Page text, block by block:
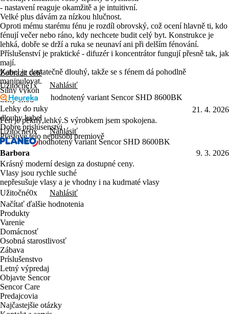
- nastavení reaguje okamžitě a je intuitivní.
Velké plus dávám za nízkou hlučnost.
Oproti mému starému fénu je rozdíl obrovský, což ocení hlavně ti, kdo
fénují večer nebo ráno, kdy nechcete budit celý byt. Konstrukce je
lehká, dobře se drží a ruka se neunaví ani při delším fénování.
Příslušenství je praktické - difuzér i koncentrátor fungují přesně tak, jak
mají.
Kabel je dostatečně dlouhý, takže se s fénem dá pohodlně
manipulovat.
Silny vykon
tichy chod
Lehky do ruky
dlouhy kabel
Dobre prislusenstvi
Plastove telo nepusobi premiově
Zobrazit celé
Užitočné1x
Nahlásiť
hodnotený variant Sencor SHD 8600BK
21. 4. 2026
Fén je pěkný,lehký.S výrobkem jsem spokojena.
Užitočné0x
Nahlásiť
hodnotený variant Sencor SHD 8600BK
Barbora
9. 3. 2026
Krásný moderní design za dostupné ceny.
Vlasy jsou rychle suché
nepřesušuje vlasy a je vhodny i na kudrnaté vlasy
Užitočné0x
Nahlásiť
Načítať ďalšie hodnotenia
Produkty
Varenie
Domácnosť
Osobná starostlivosť
Zábava
Príslušenstvo
Letný výpredaj
Objavte Sencor
Sencor Care
Predajcovia
Najčastejšie otázky